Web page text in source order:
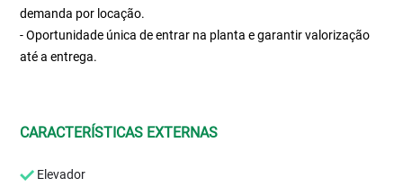
demanda por locação.
- Oportunidade única de entrar na planta e garantir valorização
até a entrega.
CARACTERÍSTICAS EXTERNAS
Elevador